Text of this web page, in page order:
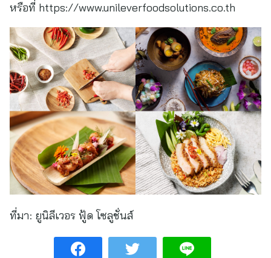
หรือที่ https://www.unileverfoodsolutions.co.th
ที่มา: ยูนิลีเวอร ฟู้ด โซลูชั่นส์